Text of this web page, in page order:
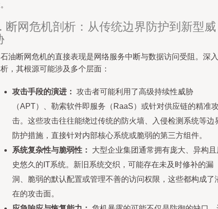
断网危机剖析：从传统边界防护到新型威
油断网危机的直接表现是网络服务中断与数据访问受阻。深入
，其根源可能涉及多个层面：
攻击手段的演进： 攻击者可能利用了高级持续性威胁
（APT）、勒索软件即服务（RaaS）或针对供应链的精准
击。这些攻击往往能绕过传统的防火墙、入侵检测系统等边
防护措施，直接针对内部核心系统或脆弱的第三方组件。
系统复杂性与脆弱性：
大型企业集团通常拥有庞大、异构且
史悠久的IT系统。新旧系统交织，可能存在未及时修补的漏
洞、脆弱的默认配置或管理不善的访问权限，这些都构成了
在的攻击面。